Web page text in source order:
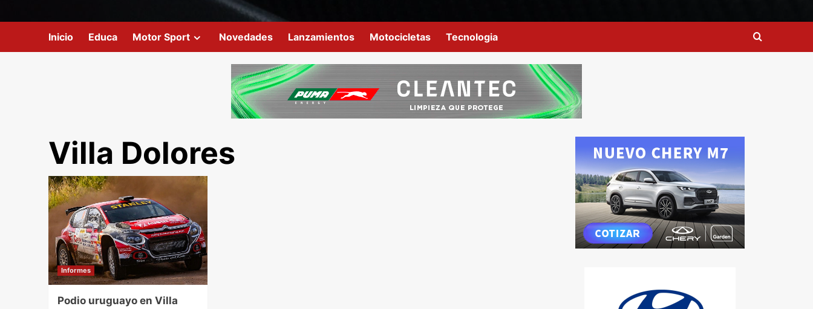
Inicio Educa Motor Sport Novedades Lanzamientos Motocicletas Tecnologia
Villa Dolores
Informes
Podio uruguayo en Villa